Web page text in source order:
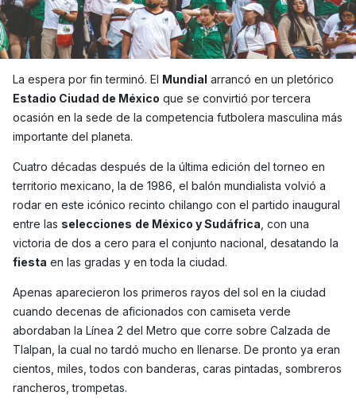
La espera por fin terminó. El Mundial arrancó en un pletórico
Estadio Ciudad de México que se convirtió por tercera
ocasión en la sede de la competencia futbolera masculina más
importante del planeta.
Cuatro décadas después de la última edición del torneo en
territorio mexicano, la de 1986, el balón mundialista volvió a
rodar en este icónico recinto chilango con el partido inaugural
entre las selecciones de México y Sudáfrica , con una
victoria de dos a cero para el conjunto nacional, desatando la
fiesta en las gradas y en toda la ciudad.
Apenas aparecieron los primeros rayos del sol en la ciudad
cuando decenas de aficionados con camiseta verde
abordaban la Línea 2 del Metro que corre sobre Calzada de
Tlalpan, la cual no tardó mucho en llenarse. De pronto ya eran
cientos, miles, todos con banderas, caras pintadas, sombreros
rancheros, trompetas.